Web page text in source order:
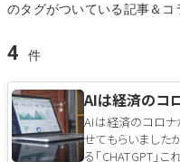
のタグがついている記事＆コ
4
AIは経済のコ
AIは経済のコロナ
せてもらいました
る「CHATGPT」こ